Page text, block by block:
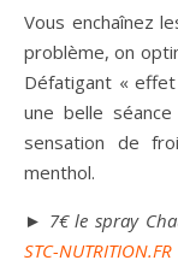
Vous enchaînez
problème, on
Défatigant «
une belle
sensation de
menthol.
► 7€ le spray
STC-NUTRITION.FR